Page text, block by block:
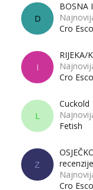
D
BOSNA
Cro
I
RIJEKA/
Cro
L
Cuckold
Fetish
Z
recenzije
Cro